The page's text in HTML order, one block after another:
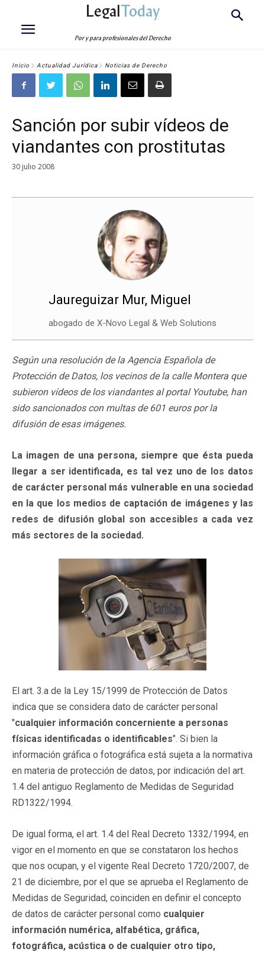
LegalToday
Por y para profesionales del Derecho
Inicio Actualidad Jurídica Noticias de Derecho
Sanción por subir vídeos de
viandantes con prostitutas
30 julio 2008
Jaureguizar Mur, Miguel
abogado de X-Novo Legal & Web Solutions
Según una resolución de la Agencia Española de
Protección de Datos, los vecinos de la calle Montera que
subieron vídeos de los viandantes al portal Youtube, han
sido sancionados con multas de 601 euros por la
difusión de esas imágenes.
La imagen de una persona, siempre que ésta pueda
llegar a ser identificada, es tal vez uno de los datos
de carácter personal más vulnerable en una sociedad
en la que los medios de captación de imágenes y las
redes de difusión global son accesibles a cada vez
más sectores de la sociedad.
El art. 3.a de la Ley 15/1999 de Protección de Datos
indica que se considera dato de carácter personal
"cualquier información concerniente a personas
físicas identificadas o identificables". Si bien la
información gráfica o fotográfica está sujeta a la normativa
en materia de protección de datos, por indicación del art.
1.4 del antiguo Reglamento de Medidas de Seguridad
RD1322/1994.
De igual forma, el art. 1.4 del Real Decreto 1332/1994, en
vigor en el momento en que se constataron los hechos
que nos ocupan, y el vigente Real Decreto 1720/2007, de
21 de diciembre, por el que se aprueba el Reglamento de
Medidas de Seguridad, coinciden en definir el concepto
de datos de carácter personal como cualquier
información numérica, alfabética, gráfica,
fotográfica, acústica o de cualquier otro tipo,